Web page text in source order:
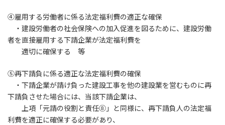
④雇用する労働者に係る法定福利費の適正な確保
・建設労働者の社会保険への加入促進を図るために、建設労働
者を直接雇用する下請企業が法定福利費を
適切に確保する 等
⑤再下請負に係る適正な法定福利費の確保
・下請企業が請け負った建設工事を他の建設業を営むものに再
下請負させた場合には、当該下請企業は、
上項「元請の役割と責任⑧」と同様に、再下請負人の法定福
利費を適正に確保する必要があり、